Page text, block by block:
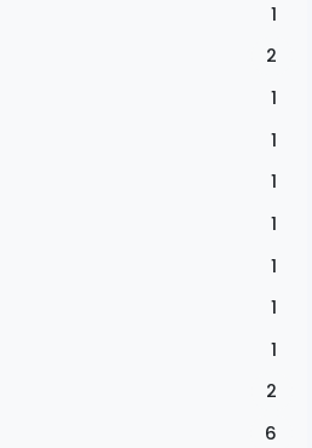
1
2
1
1
1
1
1
1
1
2
6